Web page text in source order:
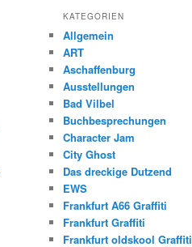
KATEGORIEN
Allgemein
ART
Aschaffenburg
Ausstellungen
Bad Vilbel
Buchbesprechungen
Character Jam
City Ghost
Das dreckige Dutzend
EWS
Frankfurt A66 Graffiti
Frankfurt Graffiti
Frankfurt oldskool Graffiti